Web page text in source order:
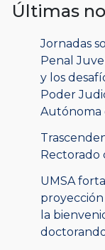
Últimas
Jornadas
Penal
y los
Poder
Autónoma
Rectorado
UMSA
la